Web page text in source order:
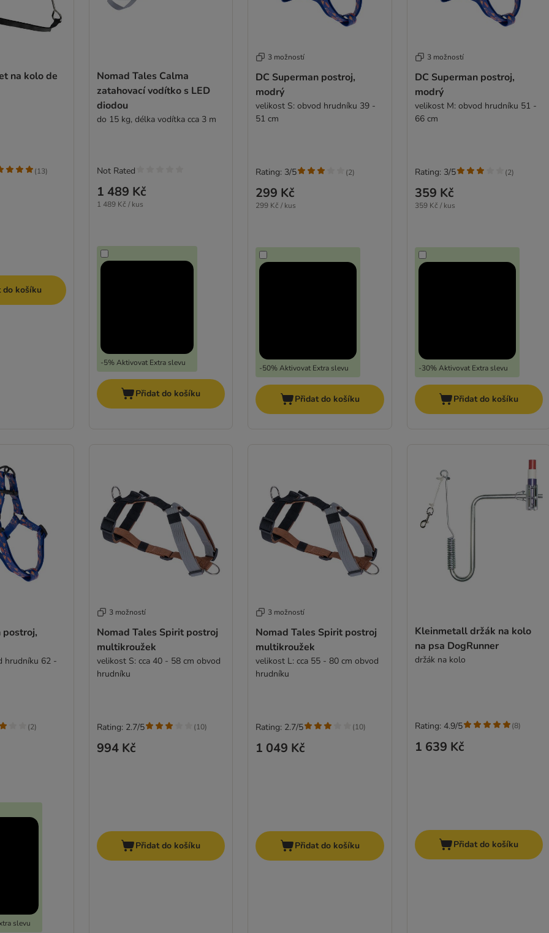
na kolo de
(13)
do košíku
Nomad Tales Calma
zatahovací vodítko s LED
diodou
do 15 kg, délka vodítka cca 3 m
1 489 Kč
1 489 Kč / kus
-5% Aktivovat Extra slevu
Not Rated
Přidat do košíku
3 možností
DC Superman postroj,
modrý
velikost S: obvod hrudníku 39 -
51 cm
299 Kč
299 Kč / kus
-50% Aktivovat Extra slevu
Rating: 3/5 (2)
Přidat do košíku
3 možností
DC Superman postroj,
modrý
velikost M: obvod hrudníku 51 -
66 cm
359 Kč
359 Kč / kus
-30% Aktivovat Extra slevu
Rating: 3/5 (2)
Přidat do košíku
postroj,
hrudníku 62 -
slevu
(2)
3 možností
Nomad Tales Spirit postroj
multikroužek
velikost S: cca 40 - 58 cm obvod
hrudníku
994 Kč
Rating: 2.7/5 (10)
Přidat do košíku
3 možností
Nomad Tales Spirit postroj
multikroužek
velikost L: cca 55 - 80 cm obvod
hrudníku
1 049 Kč
Rating: 2.7/5 (10)
Přidat do košíku
Kleinmetall držák na kolo
na psa DogRunner
držák na kolo
1 639 Kč
Rating: 4.9/5 (8)
Přidat do košíku